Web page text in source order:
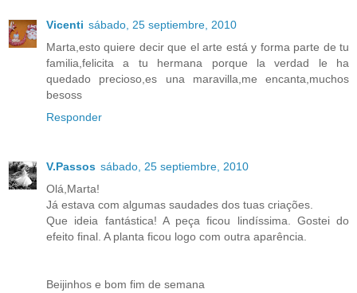
Vicenti sábado, 25 septiembre, 2010
Marta,esto quiere decir que el arte está y forma parte de tu
familia,felicita a tu hermana porque la verdad le ha
quedado precioso,es una maravilla,me encanta,muchos
besoss
Responder
V.Passos sábado, 25 septiembre, 2010
Olá,Marta!
Já estava com algumas saudades dos tuas criações.
Que ideia fantástica! A peça ficou lindíssima. Gostei do
efeito final. A planta ficou logo com outra aparência.
Beijinhos e bom fim de semana